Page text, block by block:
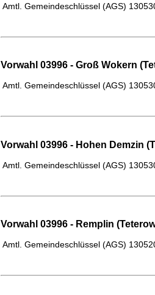
Amtl. Gemeindeschlüssel (AGS)
Vorwahl 03996 - Groß Wokern
Amtl. Gemeindeschlüssel (AGS)
Vorwahl 03996 - Hohen Demzin
Amtl. Gemeindeschlüssel (AGS)
Vorwahl 03996 - Remplin
Amtl. Gemeindeschlüssel (AGS)